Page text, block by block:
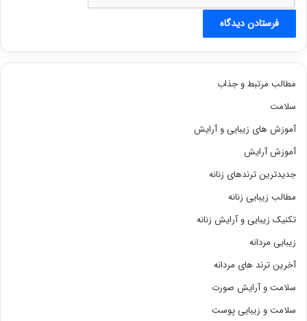
مطالب مرتبط و جذاب
سلامت
آموزش های زیبایی و آرایش
آموزش آرایش
جدیدترین ترندهای زنانه
مطالب زیبایی زنانه
تکنیک زیبایی و آرایش زنانه
زیبایی مردانه
آخرین ترند های مردانه
سلامت و آرایش صورت
سلامت و زیبایی پوست